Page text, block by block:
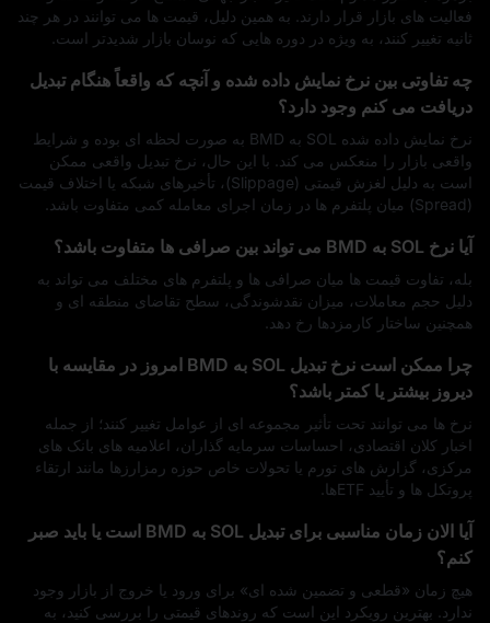
فعالیت‌ های بازار قرار دارند. به همین دلیل، قیمت‌ ها می‌ توانند در هر چند
ثانیه تغییر کنند، به‌ ویژه در دوره‌ هایی که نوسان بازار شدیدتر است.
چه تفاوتی بین نرخ نمایش داده شده و آنچه که واقعاً هنگام تبدیل
دریافت می‌ کنم وجود دارد؟
نرخ نمایش‌ داده‌ شده SOL به BMD به‌ صورت لحظه‌ ای بوده و شرایط
واقعی بازار را منعکس می‌ کند. با این حال، نرخ تبدیل واقعی ممکن
است به دلیل لغزش قیمتی (Slippage)، تأخیرهای شبکه یا اختلاف قیمت
(Spread) میان پلتفرم‌ ها در زمان اجرای معامله کمی متفاوت باشد.
آیا نرخ SOL به BMD می‌ تواند بین صرافی‌ ها متفاوت باشد؟
بله، تفاوت قیمت‌ ها میان صرافی‌ ها و پلتفرم‌ های مختلف می‌ تواند به
دلیل حجم معاملات، میزان نقدشوندگی، سطح تقاضای منطقه‌ ای و
همچنین ساختار کارمزدها رخ دهد.
چرا ممکن است نرخ تبدیل SOL به BMD امروز در مقایسه با
دیروز بیشتر یا کمتر باشد؟
نرخ‌ ها می‌ توانند تحت‌ تأثیر مجموعه‌ ای از عوامل تغییر کنند؛ از جمله
اخبار کلان اقتصادی، احساسات سرمایه‌ گذاران، اعلامیه‌ های بانک‌ های
مرکزی، گزارش‌ های تورم یا تحولات خاص حوزه رمزارزها مانند ارتقاء
پروتکل‌ ها و تأیید ETFها.
آیا الان زمان مناسبی برای تبدیل SOL به BMD است یا باید صبر
کنم؟
هیچ زمان «قطعی و تضمین‌ شده‌ ای» برای ورود یا خروج از بازار وجود
ندارد. بهترین رویکرد این است که روندهای قیمتی را بررسی کنید، به